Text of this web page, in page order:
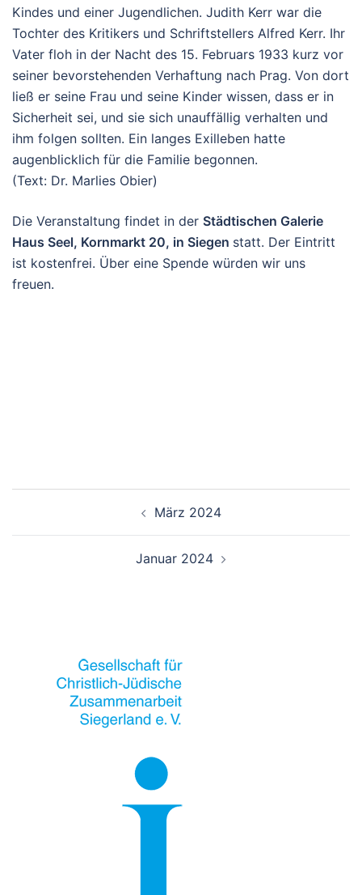
Kindes und einer Jugendlichen. Judith Kerr war die
Tochter des Kritikers und Schriftstellers Alfred Kerr. Ihr
Vater floh in der Nacht des 15. Februars 1933 kurz vor
seiner bevorstehenden Verhaftung nach Prag. Von dort
ließ er seine Frau und seine Kinder wissen, dass er in
Sicherheit sei, und sie sich unauffällig verhalten und
ihm folgen sollten. Ein langes Exilleben hatte
augenblicklich für die Familie begonnen.
(Text: Dr. Marlies Obier)
Die Veranstaltung findet in der Städtischen Galerie
Haus Seel, Kornmarkt 20, in Siegen statt. Der Eintritt
ist kostenfrei. Über eine Spende würden wir uns
freuen.
März 2024
Januar 2024